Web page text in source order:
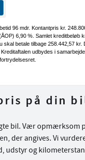
elbiler til nogle af
trygge hænder, vi
og finansiering,
på din
bil. Vær opmærksom
der angives. Vi
udstyr og